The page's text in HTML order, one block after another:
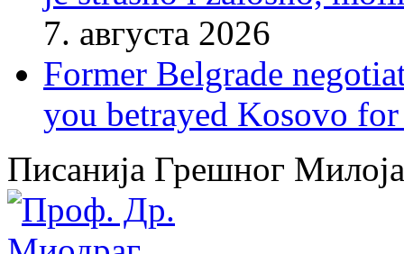
7. августа 2026
Former Belgrade
you betrayed Kosovo
Писанија Грешног Милоја